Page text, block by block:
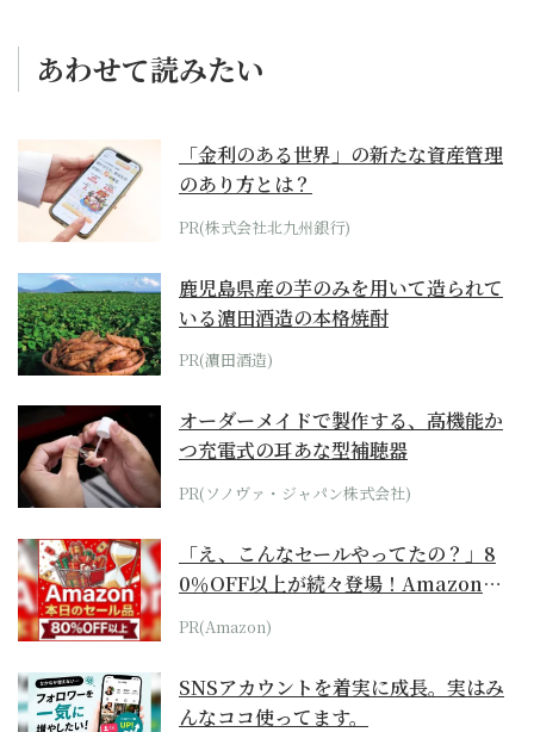
あわせて読みたい
「金利のある世界」の新たな資産管理
のあり方とは？
PR(株式会社北九州銀行)
鹿児島県産の芋のみを用いて造られて
いる濵田酒造の本格焼酎
PR(濵田酒造)
オーダーメイドで製作する、高機能か
つ充電式の耳あな型補聴器
PR(ソノヴァ・ジャパン株式会社)
「え、こんなセールやってたの？」8
0％OFF以上が続々登場！Amazonの
本気が...
PR(Amazon)
SNSアカウントを着実に成長。実はみ
んなココ使ってます。